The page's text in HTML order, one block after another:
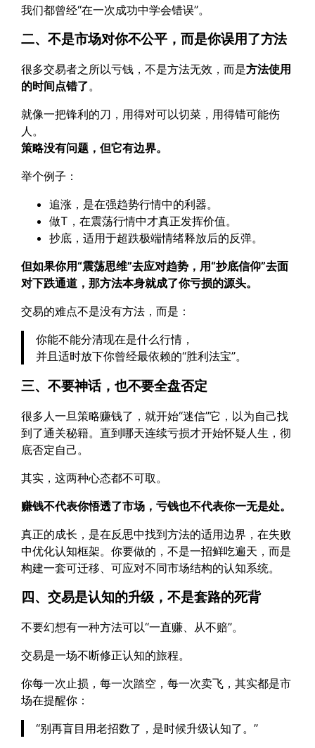
我们都曾经“在一次成功中学会错误”。
二、不是市场对你不公平，而是你误用了方法
很多交易者之所以亏钱，不是方法无效，而是方法使用
的时间点错了。
就像一把锋利的刀，用得对可以切菜，用得错可能伤
人。
策略没有问题，但它有边界。
举个例子：
追涨，是在强趋势行情中的利器。
做T，在震荡行情中才真正发挥价值。
抄底，适用于超跌极端情绪释放后的反弹。
但如果你用“震荡思维”去应对趋势，用“抄底信仰”去面
对下跌通道，那方法本身就成了你亏损的源头。
交易的难点不是没有方法，而是：
你能不能分清现在是什么行情，
并且适时放下你曾经最依赖的“胜利法宝”。
三、不要神话，也不要全盘否定
很多人一旦策略赚钱了，就开始“迷信”它，以为自己找
到了通关秘籍。直到哪天连续亏损才开始怀疑人生，彻
底否定自己。
其实，这两种心态都不可取。
赚钱不代表你悟透了市场，亏钱也不代表你一无是处。
真正的成长，是在反思中找到方法的适用边界，在失败
中优化认知框架。你要做的，不是一招鲜吃遍天，而是
构建一套可迁移、可应对不同市场结构的认知系统。
四、交易是认知的升级，不是套路的死背
不要幻想有一种方法可以“一直赚、从不赔”。
交易是一场不断修正认知的旅程。
你每一次止损，每一次踏空，每一次卖飞，其实都是市
场在提醒你：
“别再盲目用老招数了，是时候升级认知了。”